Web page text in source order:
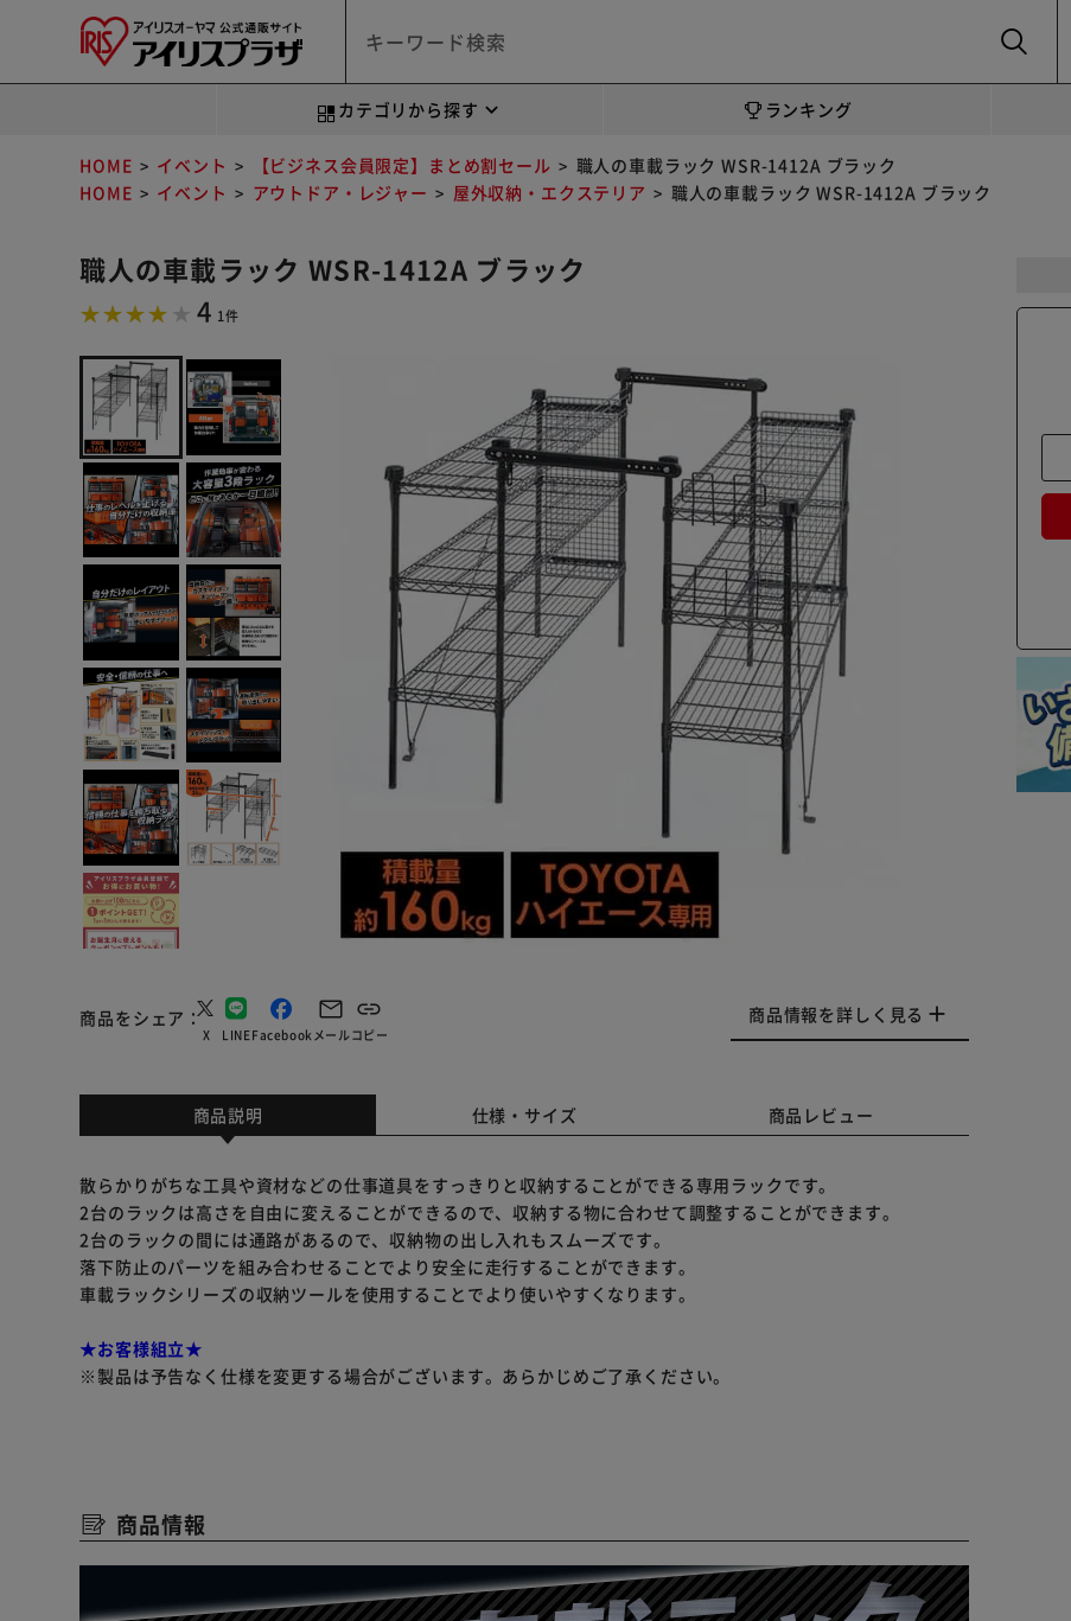
カテゴリから探す ランキング
HOME イベント 【ビジネス会員限定】まとめ割セール
職人の車載ラック WSR-1412A ブラック
HOME
イベント アウトドア・レジャー 屋外収納・エクステリア 職人の車載ラック WSR-1412A ブラック
職人の車載ラック WSR-1412A ブラック
4 1件
商品をシェア
X LINEFacebook メールコピー
商品情報を詳しく見る
商品説明 仕様・サイズ 商品レビュー
散らかりがちな工具や資材などの仕事道具をすっきりと収納することができる専用ラックです。
2台のラックは高さを自由に変えることができるので、収納する物に合わせて調整することができます。
2台のラックの間には通路があるので、収納物の出し入れもスムーズです。
落下防止のパーツを組み合わせることでより安全に走行することができます。
車載ラックシリーズの収納ツールを使用することでより使いやすくなります。
★お客様組立★
※製品は予告なく仕様を変更する場合がございます。あらかじめご了承ください。
商品情報